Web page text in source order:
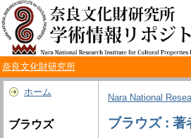
奈良文化財研究所
ホーム
ブラウズ
Nara National
ブラウズ : 著